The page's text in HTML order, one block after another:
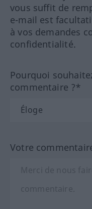
vous suffit de
e-mail est
à vos demandes
confidentialité.
Pourquoi
commentaire ?*
Votre